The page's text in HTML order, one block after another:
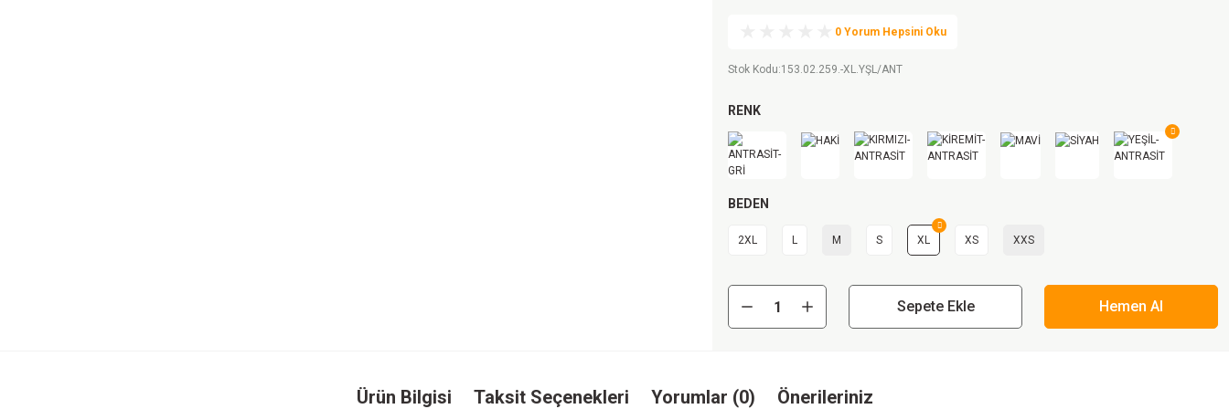
0 Yorum Hepsini Oku
Stok Kodu:153.02.259.-XL.YŞL/ANT
RENK
BEDEN
2XL L M S XL XS XXS
Sepete Ekle Hemen Al
Ürün Bilgisi Taksit Seçenekleri Yorumlar (0) Önerileriniz